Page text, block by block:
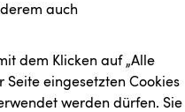
auch
dem Klicken auf „Alle
eingesetzten Cookies
werden dürfen. Sie